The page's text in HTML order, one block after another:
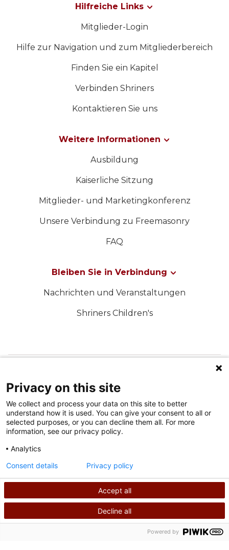
Hilfreiche Links
Mitglieder-Login
Hilfe zur Navigation und zum Mitgliederbereich
Finden Sie ein Kapitel
Verbinden Shriners
Kontaktieren Sie uns
Weitere Informationen
Ausbildung
Kaiserliche Sitzung
Mitglieder- und Marketingkonferenz
Unsere Verbindung zu Freemasonry
FAQ
Bleiben Sie in Verbindung
Nachrichten und Veranstaltungen
Shriners Children's
Datenschutzrichtlinie
©2026 Shriners International Copyright
RUFEN SIE UNS AN SUCHEN
Privacy on this site
We collect and process your data on this site to better
understand how it is used. You can give your consent to all or
selected purposes, or you can decline them all. For more
information, see our privacy policy.
Analytics
Accept all
Decline all
Consent details Privacy policy
Powered by